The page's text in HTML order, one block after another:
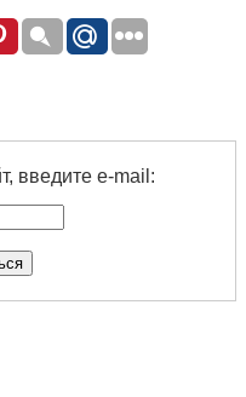
введите e-mail: